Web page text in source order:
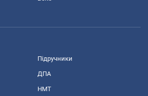
Підручники
ДПА
НМТ